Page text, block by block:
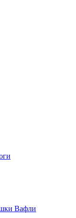
Вафли